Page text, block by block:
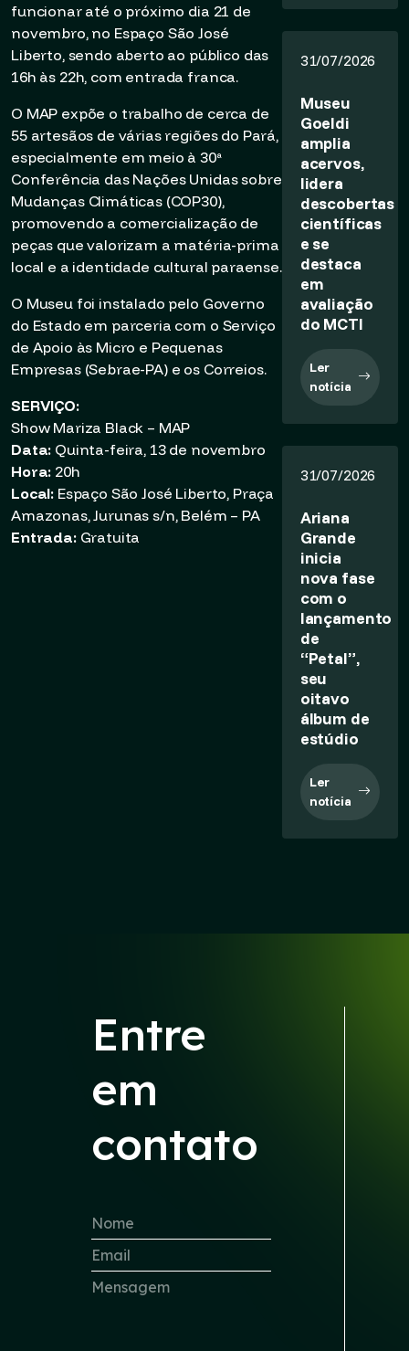
funcionar até o próximo dia 21 de
novembro, no Espaço São José
Liberto, sendo aberto ao público das
16h às 22h, com entrada franca.
O MAP expõe o trabalho de cerca de
55 artesãos de várias regiões do Pará,
especialmente em meio à 30ª
Conferência das Nações Unidas sobre
Mudanças Climáticas (COP30),
promovendo a comercialização de
peças que valorizam a matéria-prima
local e a identidade cultural paraense.
O Museu foi instalado pelo Governo
do Estado em parceria com o Serviço
de Apoio às Micro e Pequenas
Empresas (Sebrae-PA) e os Correios.
SERVIÇO:
Show Mariza Black – MAP
Data: Quinta-feira, 13 de novembro
Hora: 20h
Local: Espaço São José Liberto, Praça
Amazonas, Jurunas s/n, Belém – PA
Entrada:Gratuita
31/07/2026
Museu
Goeldi
amplia
acervos,
lidera
descobertas
científicas
e se
destaca
em
avaliação
do MCTI
Ler
notícia
31/07/2026
Ariana
Grande
inicia
nova fase
com o
lançamento
de
“Petal”,
seu
oitavo
álbum de
estúdio
Ler
notícia
Entre
em
contato